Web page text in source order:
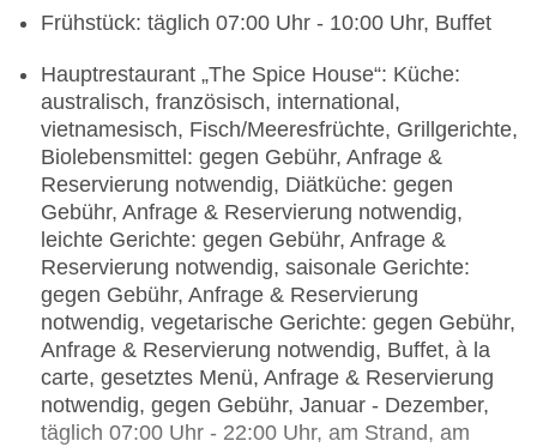
Frühstück: täglich 07:00 Uhr - 10:00 Uhr, Buffet
Hauptrestaurant „The Spice House“: Küche:
australisch, französisch, international,
vietnamesisch, Fisch/Meeresfrüchte, Grillgerichte,
Biolebensmittel: gegen Gebühr, Anfrage &
Reservierung notwendig, Diätküche: gegen
Gebühr, Anfrage & Reservierung notwendig,
leichte Gerichte: gegen Gebühr, Anfrage &
Reservierung notwendig, saisonale Gerichte:
gegen Gebühr, Anfrage & Reservierung
notwendig, vegetarische Gerichte: gegen Gebühr,
Anfrage & Reservierung notwendig, Buffet, à la
carte, gesetztes Menü, Anfrage & Reservierung
notwendig, gegen Gebühr, Januar - Dezember,
täglich 07:00 Uhr - 22:00 Uhr, am Strand, am